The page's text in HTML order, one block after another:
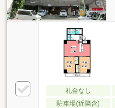
礼金なし
駐車場(近隣含)